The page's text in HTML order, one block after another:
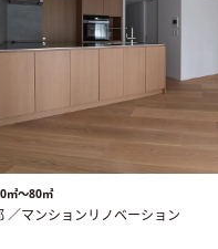
㎡〜80㎡
／マンションリノベーション